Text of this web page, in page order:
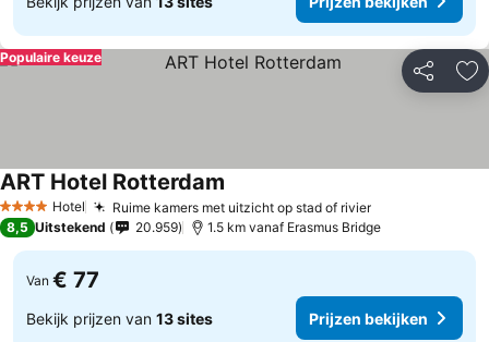
Delen
Populaire keuze
4 SterrenHotel Ruime kamers met uitzicht op stad of rivier
ART Hotel Rotterdam
8,5 Uitstekend 20.959 1.5 km vanaf Erasmus Bridge
Van € 77
Bekijk prijzen van 13 sites Prijzen bekijken